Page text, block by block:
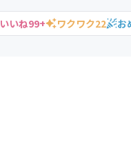
いいね99+ ワクワク22 お